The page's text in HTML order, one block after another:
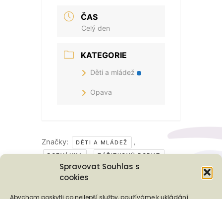
Spravovat Souhlas s
cookies
Abychom poskytli co nejlepší služby, používáme k ukládání
ČAS
Celý den
KATEGORIE
Děti a mládež
Opava
Značky: DĚTI A MLÁDEŽ ,
POZVÁNKA , ZÁŽITKOVÝ POBYT